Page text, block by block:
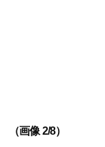
（画像 2/8）